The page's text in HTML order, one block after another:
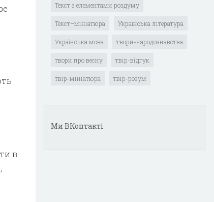
в
Текст з елементами роздуму
Текст–мініатюра Українська література
Українська мова твори-народознавства
твори про весну твір-відгук
твір-мініатюра твір-розум
Ми ВКонтакті